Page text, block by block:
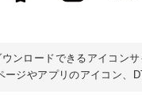
ンロードできるアイコンサ
ージやアプリのアイコン、